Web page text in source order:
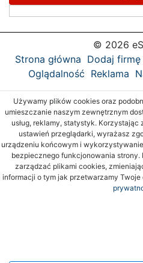
© 2026
Strona główna Dodaj
Oglądalność Reklama
Używamy plików cookies oraz
umieszczanie naszym zewnętrznym
usług, reklamy, statystyk.
ustawień przeglądarki, wyrażasz
urządzeniu końcowym i
bezpiecznego funkcjonowania strony.
zarządzać plikami cookies,
informacji o tym jak przetwarzamy